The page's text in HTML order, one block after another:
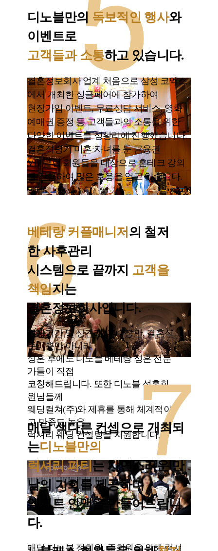
디노블만의 독보적인 행사와
이벤트로
고객들과 소통하고 있습니다.
결혼정보회사 업계 처음으로 삼성 코엑스
에서 개최한 싱글페어에 참가하여
현장가입 이벤트, 무료상담 서비스, 영화
예매권 증정 등 고객들과의 소통을 위한
다양한 이벤트를 성황리에 진행했습니다.
결혼적령기 미혼 자녀를 둔 금융권
VIP 클럽 회원들을 대상으로 혼테크 강의
를 진행하여 많은 호응을 얻고 있습니다.
베테랑 커플매니저 의 철저
한 사후관리
시스템으로 끝까지 고객을
책임지는
결혼정보회사입니다.
연애기간 및 상견례, 혼수장만, 결혼식
준비뿐만 아니라
성혼 후에도 디노블 베테랑 성혼 전문
가들이 직접
코칭해드립니다. 또한 디노블 성혼회
원님들께
웨딩컬쳐(주)와 제휴를 통해 체계적이
고 만족도 높은
럭셔리 웨딩 컨설팅을 지원합니다.
매달 색다른 컨셉으로 개최되
는디노블만의
럭셔리 파티는 자연스러운 만
남의 기회를 제공하며
엘리트 인맥을 만들어드립니
다.
매달 디노블 정회원, 준회원을 위해 럭셔